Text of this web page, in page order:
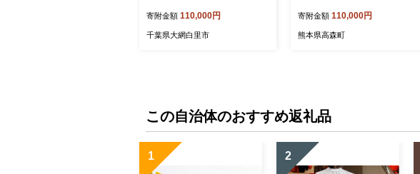
寄附金額 110,000円
千葉県大網白里市
寄附金額 110,000円
熊本県高森町
この自治体のおすすめ返礼品
1 2